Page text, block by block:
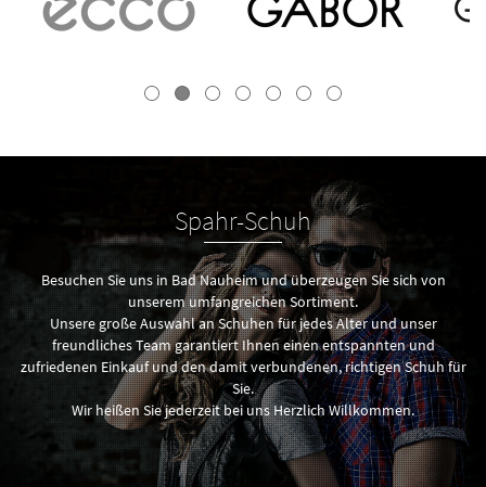
Spahr-Schuh
Besuchen Sie uns in Bad Nauheim und überzeugen Sie sich von
unserem umfangreichen Sortiment.
Unsere große Auswahl an Schuhen für jedes Alter und unser
freundliches Team garantiert Ihnen einen entspannten und
zufriedenen Einkauf und den damit verbundenen, richtigen Schuh für
Sie.
Wir heißen Sie jederzeit bei uns Herzlich Willkommen.